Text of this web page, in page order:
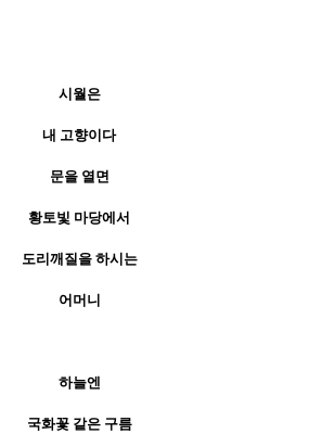
시월은
내 고향이다
문을 열면
황토빛 마당에서
도리깨질을 하시는
어머니
하늘엔
국화꽃 같은 구름